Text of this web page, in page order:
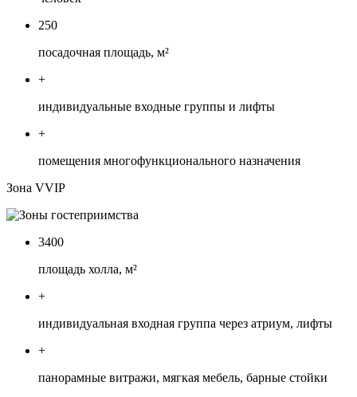
250
посадочная площадь, м²
+
индивидуальные входные группы и лифты
+
помещения многофункционального назначения
Зона VVIP
3400
площадь холла, м²
+
индивидуальная входная группа через атриум, лифты
+
панорамные витражи, мягкая мебель, барные стойки